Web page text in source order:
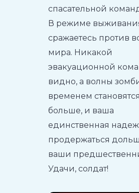
спасательной
В режиме
сражаетесь против
мира. Никакой
эвакуационной
видно, а волны
временем
больше, и ваша
единственная
продержаться
ваши
Удачи, солдат!